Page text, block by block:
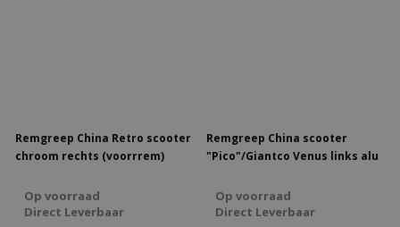
Remgreep China Retro scooter
chroom rechts (voorrrem)
Op voorraad
Direct Leverbaar
Remgreep China scooter
"Pico"/Giantco Venus links alu
Op voorraad
Direct Leverbaar